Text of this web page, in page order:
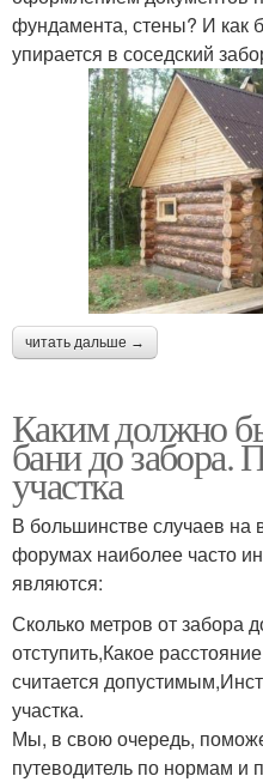
фундамента, стены? И как
упирается в соседский
читать дальше →
Каким должно
бани до забора.
участка
В большинстве случаев на
форумах наиболее часто
являются:
Сколько метров от забора
отступить,Какое
считается
участка.
Мы, в свою очередь,
путеводитель по нормам и